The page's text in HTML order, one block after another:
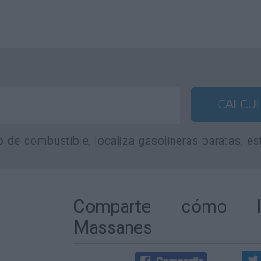
combustible, localiza gasolineras baratas,
Comparte cómo
Massanes